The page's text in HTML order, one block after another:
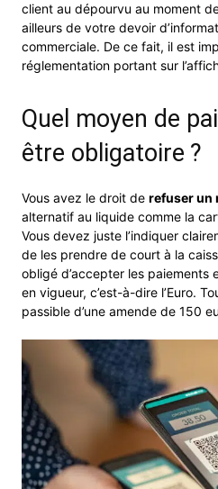
client au dépourvu au moment
ailleurs de votre devoir
commerciale. De ce fait, il est
réglementation portant sur
Quel moyen de
être obligatoire ?
Vous avez le droit de refuser un
alternatif au liquide comme la
Vous devez juste l’indiquer
de les prendre de court à la
obligé d’accepter les paiements
en vigueur, c’est-à-dire l’Euro.
passible d’une amende de 150